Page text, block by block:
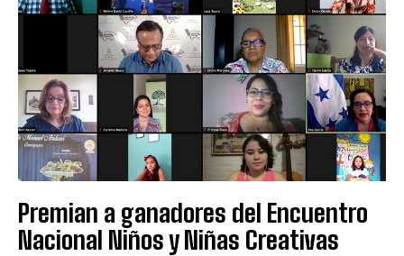
Premian a ganadores del Encuentro
Nacional Niños y Niñas Creativas